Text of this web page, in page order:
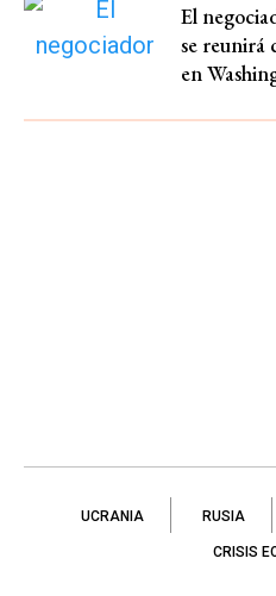
El
se reunirá
en
UCRANIA RUSIA
CRISIS